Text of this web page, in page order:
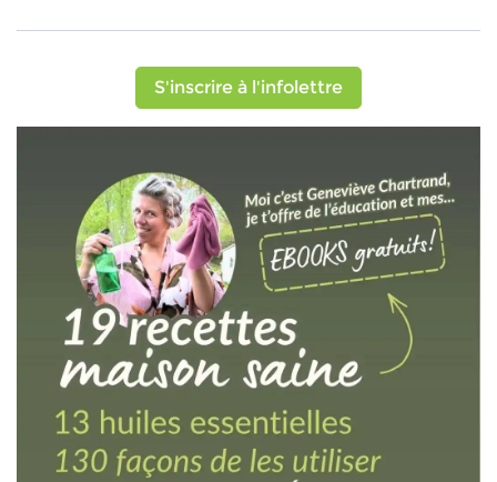
S'inscrire à l'infolettre